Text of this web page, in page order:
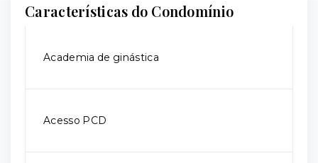
Características do Condomínio
Academia de ginástica
Acesso PCD